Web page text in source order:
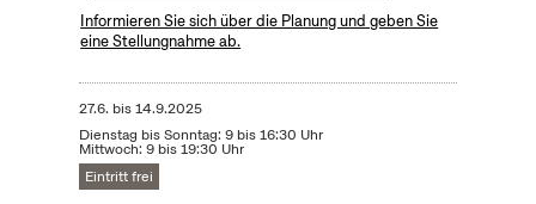
Informieren Sie sich über die Planung und geben Sie
eine Stellungnahme ab.
27.6. bis14.9.2025
Dienstag bis Sonntag: 9 bis 16:30 Uhr
Mittwoch: 9 bis 19:30 Uhr
Eintritt frei